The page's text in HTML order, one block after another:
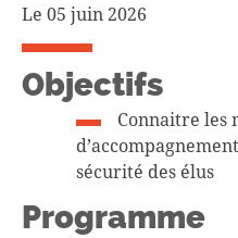
Le 05 juin 2026
Objectifs
Connaitre les
sécurité des élus
Programme